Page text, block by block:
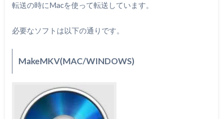
転送の時にMacを使って転送しています。
必要なソフトは以下の通りです。
MakeMKV(MAC/WINDOWS)